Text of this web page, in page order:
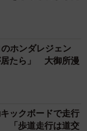
マミィさん。
ホンダレジェン
たら」 大御所漫
ックボードで走行
「歩道走行は道交